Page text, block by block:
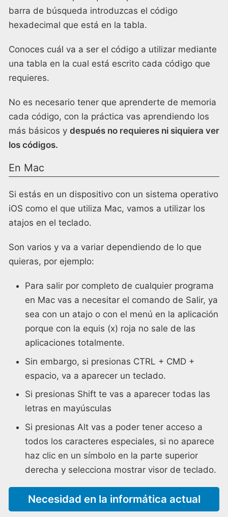
barra de búsqueda introduzcas el código
hexadecimal que está en la tabla.
Conoces cuál va a ser el código a utilizar mediante
una tabla en la cual está escrito cada código que
requieres.
No es necesario tener que aprenderte de memoria
cada código, con la práctica vas aprendiendo los
más básicos y después no requieres ni siquiera ver
los códigos.
En Mac
Si estás en un dispositivo con un sistema operativo
iOS como el que utiliza Mac, vamos a utilizar los
atajos en el teclado.
Son varios y va a variar dependiendo de lo que
quieras, por ejemplo:
Para salir por completo de cualquier programa
en Mac vas a necesitar el comando de Salir, ya
sea con un atajo o con el menú en la aplicación
porque con la equis (x) roja no sale de las
aplicaciones totalmente.
Sin embargo, si presionas CTRL + CMD +
espacio, va a aparecer un teclado.
Si presionas Shift te vas a aparecer todas las
letras en mayúsculas
Si presionas Alt vas a poder tener acceso a
todos los caracteres especiales, si no aparece
haz clic en un símbolo en la parte superior
derecha y selecciona mostrar visor de teclado.
Necesidad en la informática actual